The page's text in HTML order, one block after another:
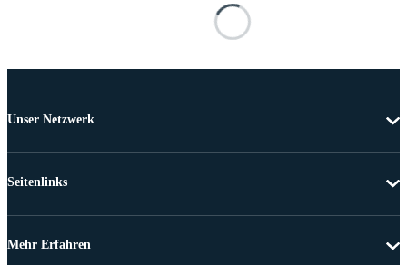
Unser Netzwerk
Seitenlinks
Mehr Erfahren